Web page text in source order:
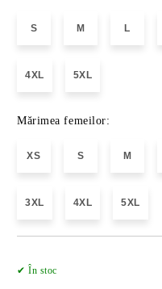
S M L
4XL 5XL
Mărimea femeilor:
XS S M
3XL 4XL 5XL
✔ În stoc